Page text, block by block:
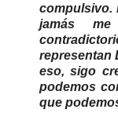
compulsivo.
jamás
representan
eso, sigo
podemos
que